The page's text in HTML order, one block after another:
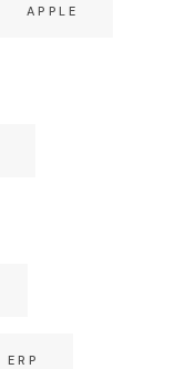
APPLE
ERP